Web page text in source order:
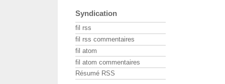
Syndication
fil rss
fil rss commentaires
fil atom
fil atom commentaires
Résumé RSS